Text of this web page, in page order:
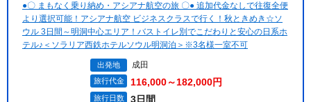
●〇 まもなく乗り納め・アシアナ航空の旅 〇● 追加代金なしで往復全便
より選択可能！アシアナ航空 ビジネスクラスで行く！秋ときめき☆ソ
ウル 3日間～明洞中心エリア！バストイレ別でこだわりと安心の日系ホ
テル♪＜ソラリア西鉄ホテルソウル明洞泊＞※3名様一室不可
出発地 成田
旅行代金 116,000～182,000円
旅行日数 3日間